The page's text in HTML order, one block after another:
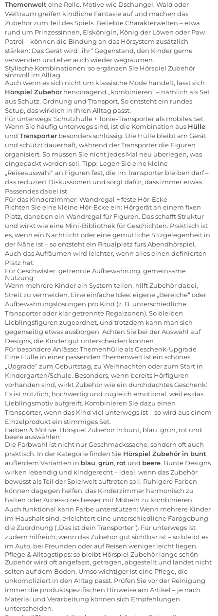
Themenwelt eine Rolle. Motive wie Dschungel, Wald oder
Weltraum greifen kindliche Fantasie auf und machen das
Zubehör zum Teil des Spiels. Beliebte Charakterwelten – etwa
rund um Prinzessinnen, Eiskönigin, König der Löwen oder Paw
Patrol – können die Bindung an das Hörsystem zusätzlich
stärken: Das Gerät wird „ihr“ Gegenstand, den Kinder gerne
verwenden und eher auch wieder wegräumen.
Stylische Kombinationen: so ergänzen Sie Hörspiel Zubehör
sinnvoll im Alltag
Auch wenn es sich nicht um klassische Mode handelt, lässt sich
Hörspiel Zubehör hervorragend „kombinieren“ – nämlich als Set
aus Schutz, Ordnung und Transport. So entsteht ein rundes
Setup, das wirklich in Ihren Alltag passt.
Für unterwegs: Schutzhülle + Tonie-Transporter als mobiles Set
Wenn Sie häufig unterwegs sind, ist die Kombination aus Hülle
und Transporter besonders schlüssig. Die Hülle bleibt am Gerät
und schützt dauerhaft, während der Transporter die Figuren
organisiert. So müssen Sie nicht jedes Mal neu überlegen, was
eingepackt werden soll. Tipp: Legen Sie eine kleine
„Reiseauswahl“ an Figuren fest, die im Transporter bleiben darf –
das reduziert Diskussionen und sorgt dafür, dass immer etwas
Passendes dabei ist.
Für das Kinderzimmer: Wandregal + feste Hör-Ecke
Richten Sie eine kleine Hör-Ecke ein: Hörgerät an einem fixen
Platz, daneben ein Wandregal für Figuren. Das schafft Struktur
und wirkt wie eine Mini-Bibliothek für Geschichten. Praktisch ist
es, wenn ein Nachtlicht oder eine gemütliche Sitzgelegenheit in
der Nähe ist – so entsteht ein Ritualplatz fürs Abendhörspiel.
Auch das Aufräumen wird leichter, wenn alles einen definierten
Platz hat.
Für Geschwister: getrennte Aufbewahrung, gemeinsame
Nutzung
Wenn mehrere Kinder ein System teilen, hilft Zubehör dabei,
Streit zu vermeiden. Eine einfache Idee: eigene „Bereiche“ oder
Aufbewahrungslösungen pro Kind (z. B. unterschiedliche
Transporter oder klar getrennte Regalzonen). So bleiben
Lieblingsfiguren zugeordnet, und trotzdem kann man sich
gegenseitig etwas ausborgen. Achten Sie bei der Auswahl auf
Designs, die Kinder gut unterscheiden können.
Für besondere Anlässe: Themenhülle als Geschenk-Upgrade
Eine Hülle in einer passenden Themenwelt ist ein schönes
„Upgrade“ zum Geburtstag, zu Weihnachten oder zum Start in
Kindergarten/Schule. Besonders, wenn bereits Hörfiguren
vorhanden sind, wirkt Zubehör wie ein durchdachtes Geschenk:
Es ist nützlich, hochwertig und zugleich emotional, weil es das
Lieblingsmotiv aufgreift. Kombinieren Sie dazu einen
Transporter, wenn das Kind viel unterwegs ist – so wird aus einem
Einzelprodukt ein stimmiges Set.
Farben & Motive: Hörspiel Zubehör in bunt, blau, grün, rot und
beere auswählen
Die Farbwahl ist nicht nur Geschmackssache, sondern oft auch
praktisch. In der Kategorie finden Sie Hörspiel Zubehör in bunt,
außerdem Varianten in blau, grün, rot und beere. Bunte Designs
wirken lebendig und kindgerecht – ideal, wenn das Zubehör
bewusst als Teil der Spielwelt auftreten soll. Ruhigere Farben
können dagegen helfen, das Kinderzimmer harmonisch zu
halten oder Accessoires besser mit Möbeln zu kombinieren.
Auch funktional kann Farbe unterstützen: Wenn mehrere Kinder
im Haushalt sind, erleichtert eine unterschiedliche Farbgebung
die Zuordnung („Das ist dein Transporter“). Für unterwegs ist
zudem hilfreich, wenn das Zubehör gut sichtbar ist – so bleibt es
im Auto, bei Freunden oder auf Reisen weniger leicht liegen.
Pflege & Alltagstipps: so bleibt Hörspiel Zubehör lange schön
Zubehör wird oft angefasst, getragen, abgestellt und landet nicht
selten auf dem Boden. Umso wichtiger ist eine Pflege, die
unkompliziert in den Alltag passt. Prüfen Sie vor der Reinigung
immer die produktspezifischen Hinweise am Artikel – je nach
Material und Verarbeitung können sich Empfehlungen
unterscheiden.